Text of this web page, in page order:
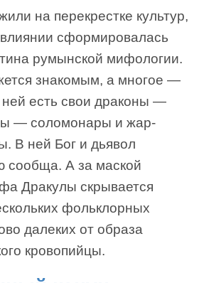
на перекрестке культур,
сформировалась
румынской мифологии.
знакомым, а многое —
есть свои драконы —
— соломонары и жар-
В ней Бог и дьявол
сообща. А за маской
Дракулы скрывается
фольклорных
далеких от образа
кровопийцы.